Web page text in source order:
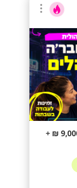
רוצים להיכנס לניהול? 9,000-11,000 ₪ +